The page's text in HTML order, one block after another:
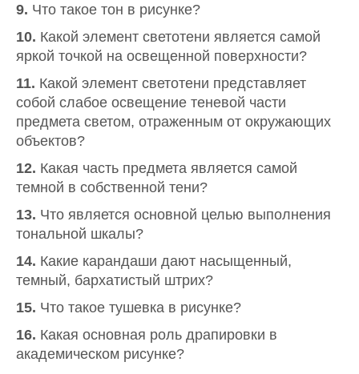
9. Что такое тон в рисунке?
10. Какой элемент светотени является самой
яркой точкой на освещенной поверхности?
11. Какой элемент светотени представляет
собой слабое освещение теневой части
предмета светом, отраженным от окружающих
объектов?
12. Какая часть предмета является самой
темной в собственной тени?
13. Что является основной целью выполнения
тональной шкалы?
14. Какие карандаши дают насыщенный,
темный, бархатистый штрих?
15. Что такое тушевка в рисунке?
16. Какая основная роль драпировки в
академическом рисунке?